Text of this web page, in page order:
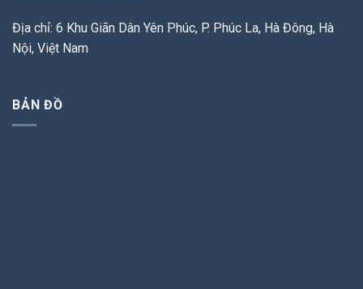
Địa chỉ: 6 Khu Giãn Dân Yên Phúc, P. Phúc La, Hà Đông, Hà
Nội, Việt Nam
BẢN ĐỒ